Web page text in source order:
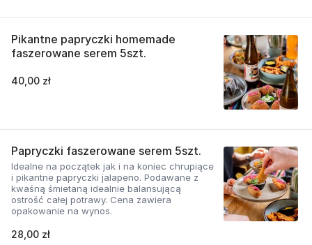
Pikantne papryczki homemade
faszerowane serem 5szt.
40,00 zł
Papryczki faszerowane serem 5szt.
Idealne na początek jak i na koniec chrupiące
i pikantne papryczki jalapeno. Podawane z
kwaśną śmietaną idealnie balansującą
ostrość całej potrawy. Cena zawiera
opakowanie na wynos.
28,00 zł